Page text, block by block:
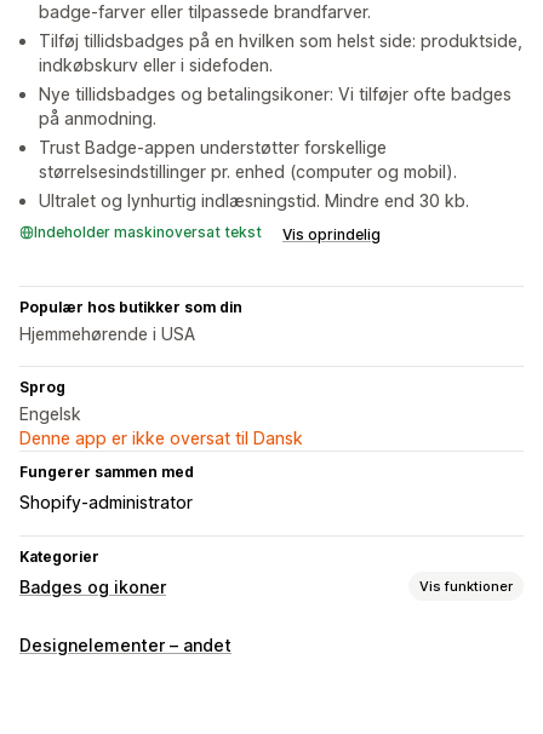
badge-farver eller tilpassede brandfarver.
Tilføj tillidsbadges på en hvilken som helst side: produktside,
indkøbskurv eller i sidefoden.
Nye tillidsbadges og betalingsikoner: Vi tilføjer ofte badges
på anmodning.
Trust Badge-appen understøtter forskellige
størrelsesindstillinger pr. enhed (computer og mobil).
Ultralet og lynhurtig indlæsningstid. Mindre end 30 kb.
Indeholder maskinoversat tekst Vis oprindelig
Populær hos butikker som din
Hjemmehørende i USA
Sprog
Engelsk
Denne app er ikke oversat til Dansk
Fungerer sammen med
Shopify-administrator
Kategorier
Badges og ikoner Vis funktioner
Ikontyper
Designelementer – andet